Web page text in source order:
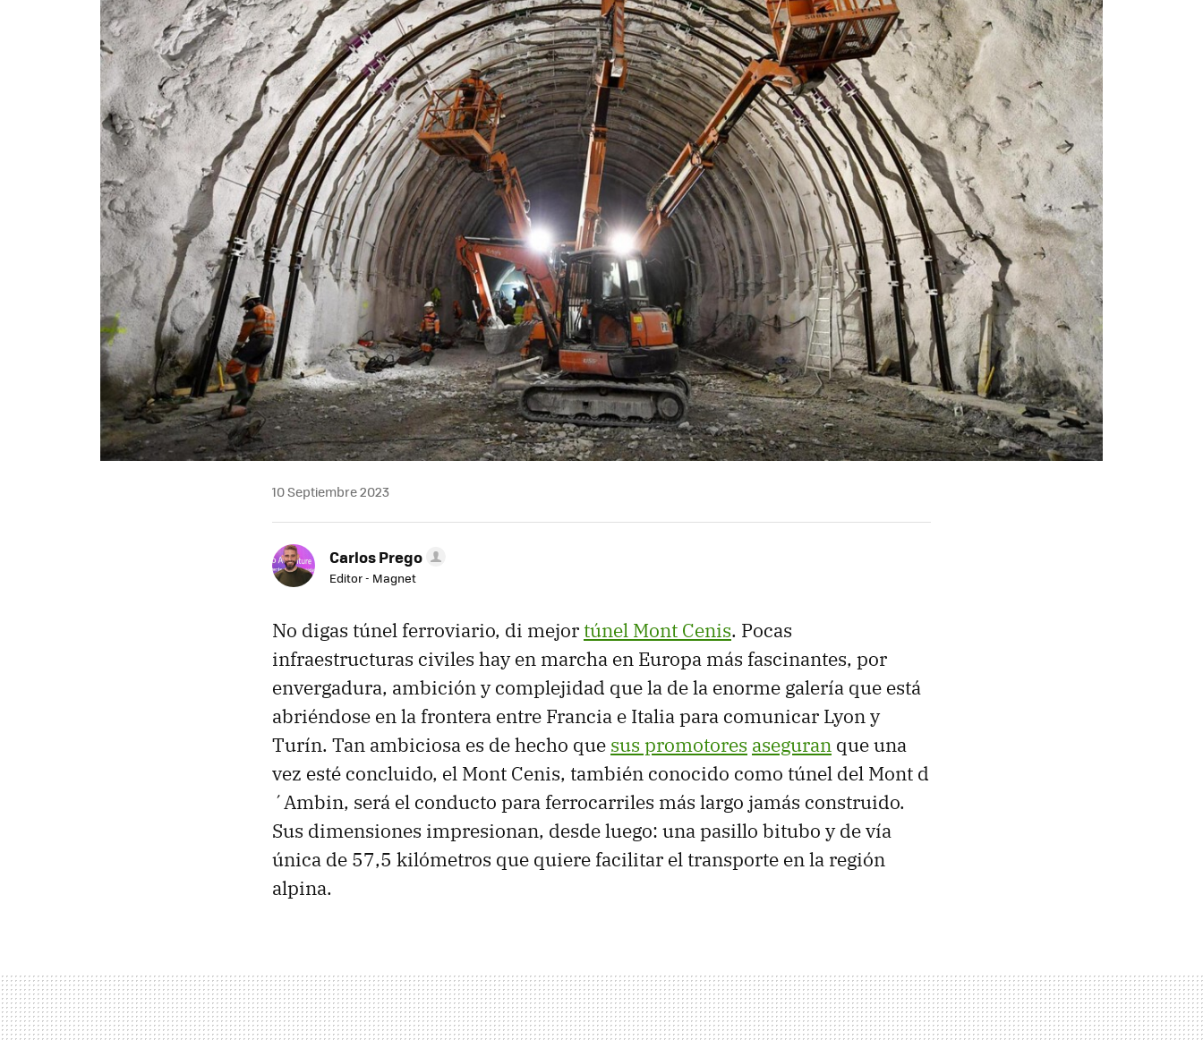
10 Septiembre 2023
Carlos Prego
Editor - Magnet
No digas túnel ferroviario, di mejortúnel Mont Cenis. Pocas
infraestructuras civiles hay en marcha en Europa más fascinantes, por
envergadura, ambición y complejidad que la de la enorme galería que está
abriéndose en la frontera entre Francia e Italia para comunicar Lyon y
Turín. Tan ambiciosa es de hecho que sus promotores aseguran que una
vez esté concluido, el Mont Cenis, también conocido como túnel del Mont d
´Ambin, será el conducto para ferrocarriles más largo jamás construido.
Sus dimensiones impresionan, desde luego: una pasillo bitubo y de vía
única de 57,5 kilómetros que quiere facilitar el transporte en la región
alpina.